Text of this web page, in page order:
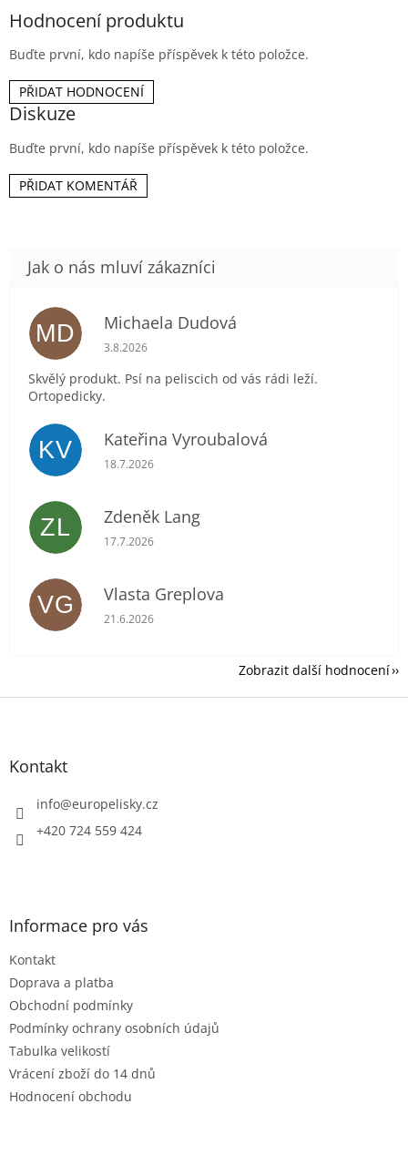
Hodnocení produktu
Buďte první, kdo napíše příspěvek k této položce.
PŘIDAT HODNOCENÍ
Diskuze
Buďte první, kdo napíše příspěvek k této položce.
PŘIDAT KOMENTÁŘ
MD Michaela Dudová
Hodnocení obchodu je 5 z 5 hvězdiček.
3.8.2026
Skvělý produkt. Psí na peliscich od vás rádi leží.
Ortopedicky.
KV Kateřina Vyroubalová
Hodnocení obchodu je 5 z 5 hvězdiček.
18.7.2026
ZL Zdeněk Lang
Hodnocení obchodu je 5 z 5 hvězdiček.
17.7.2026
VG Vlasta Greplova
Hodnocení obchodu je 5 z 5 hvězdiček.
21.6.2026
Zobrazit další hodnocení
Z
Kontakt
info@europelisky.cz
+420 724 559 424
Informace pro vás
Kontakt
Doprava a platba
Obchodní podmínky
Podmínky ochrany osobních údajů
Tabulka velikostí
Vrácení zboží do 14 dnů
Hodnocení obchodu